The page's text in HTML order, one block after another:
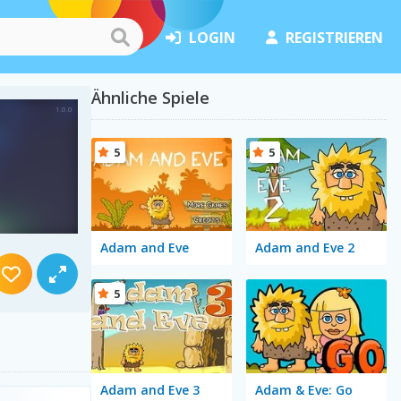
LOGIN REGISTRIEREN
Ähnliche Spiele
Adam and Eve
5
Adam and Eve 2
5
Adam and Eve 3
5
Adam & Eve: Go